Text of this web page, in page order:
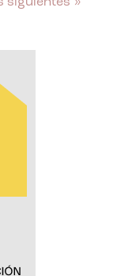
siguientes »